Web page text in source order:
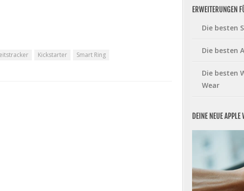
Kickstarter Smart Ring
ERWEITERUNGEN
Die besten
Die besten
Die besten
Wear
DEINE NEUE APPLE